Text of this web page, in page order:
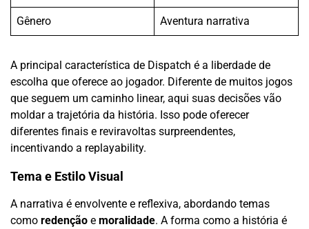
Gênero Aventura narrativa
A principal característica de Dispatch é a liberdade de
escolha que oferece ao jogador. Diferente de muitos jogos
que seguem um caminho linear, aqui suas decisões vão
moldar a trajetória da história. Isso pode oferecer
diferentes finais e reviravoltas surpreendentes,
incentivando a replayability.
Tema e Estilo Visual
A narrativa é envolvente e reflexiva, abordando temas
como redenção e moralidade. A forma como a história é